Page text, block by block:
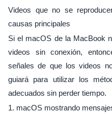
Videos que no se
causas principales
Si el macOS de la MacBook
videos sin conexión,
señales de que los videos
guiará para utilizar los
adecuados sin perder tiempo.
1. macOS mostrando